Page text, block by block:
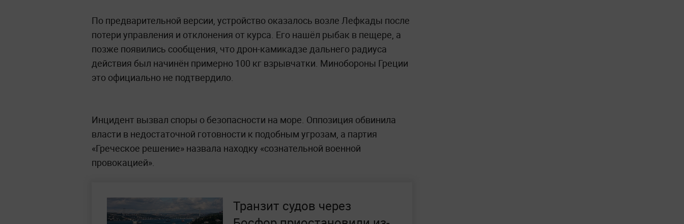
По предварительной версии, устройство оказалось возле Лефкады после
потери управления и отклонения от курса. Его нашёл рыбак в пещере, а
позже появились сообщения, что дрон-камикадзе дальнего радиуса
действия был начинён примерно 100 кг взрывчатки. Минобороны Греции
это официально не подтвердило.
Инцидент вызвал споры о безопасности на море. Оппозиция обвинила
власти в недостаточной готовности к подобным угрозам, а партия
«Греческое решение» назвала находку «сознательной военной
провокацией».
Транзит судов через